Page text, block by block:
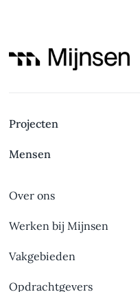
Projecten
Mensen
Over ons
Werken bij Mijnsen
Vakgebieden
Opdrachtgevers